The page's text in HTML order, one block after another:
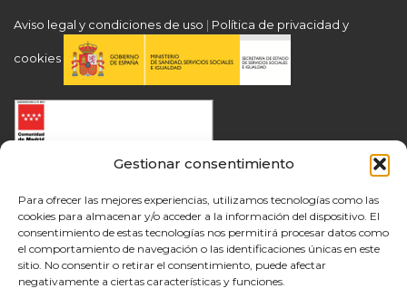
Gestionar consentimiento
Para ofrecer las mejores experiencias, utilizamos tecnologías como las
cookies para almacenar y/o acceder a la información del dispositivo. El
consentimiento de estas tecnologías nos permitirá procesar datos como
el comportamiento de navegación o las identificaciones únicas en este
sitio. No consentir o retirar el consentimiento, puede afectar
negativamente a ciertas características y funciones.
Aviso legal y condiciones de uso | Política de privacidad y
cookies